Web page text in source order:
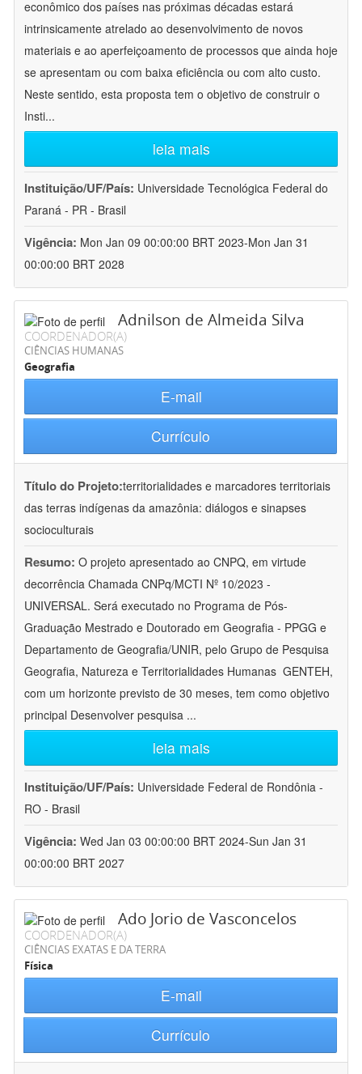
econômico dos países nas próximas décadas estará
intrinsicamente atrelado ao desenvolvimento de novos
materiais e ao aperfeiçoamento de processos que ainda hoje
se apresentam ou com baixa eficiência ou com alto custo.
Neste sentido, esta proposta tem o objetivo de construir o
Insti...
leia mais
Instituição/UF/País: Universidade Tecnológica Federal do
Paraná - PR - Brasil
Vigência: Mon Jan 09 00:00:00 BRT 2023-Mon Jan 31
00:00:00 BRT 2028
Adnilson de Almeida Silva
COORDENADOR(A)
CIÊNCIAS HUMANAS
Geografia
E-mail
Currículo
Título do Projeto:territorialidades e marcadores territoriais
das terras indígenas da amazônia: diálogos e sinapses
socioculturais
Resumo: O projeto apresentado ao CNPQ, em virtude
decorrência Chamada CNPq/MCTI Nº 10/2023 -
UNIVERSAL. Será executado no Programa de Pós-
Graduação Mestrado e Doutorado em Geografia - PPGG e
Departamento de Geografia/UNIR, pelo Grupo de Pesquisa
Geografia, Natureza e Territorialidades Humanas  GENTEH,
com um horizonte previsto de 30 meses, tem como objetivo
principal Desenvolver pesquisa ...
leia mais
Instituição/UF/País: Universidade Federal de Rondônia -
RO - Brasil
Vigência: Wed Jan 03 00:00:00 BRT 2024-Sun Jan 31
00:00:00 BRT 2027
Ado Jorio de Vasconcelos
COORDENADOR(A)
CIÊNCIAS EXATAS E DA TERRA
Física
E-mail
Currículo